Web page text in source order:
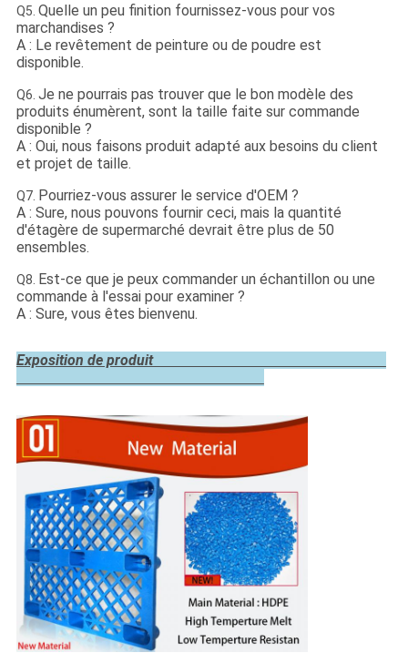
Q5. Quelle un peu finition fournissez-vous pour vos
marchandises ?
A : Le revêtement de peinture ou de poudre est
disponible.
Q6. Je ne pourrais pas trouver que le bon modèle des
produits énumèrent, sont la taille faite sur commande
disponible ?
A : Oui, nous faisons produit adapté aux besoins du client
et projet de taille.
Q7. Pourriez-vous assurer le service d'OEM ?
A : Sure, nous pouvons fournir ceci, mais la quantité
d'étagère de supermarché devrait être plus de 50
ensembles.
Q8. Est-ce que je peux commander un échantillon ou une
commande à l'essai pour examiner ?
A : Sure, vous êtes bienvenu.
Exposition de produit